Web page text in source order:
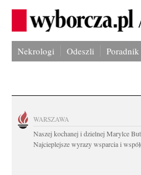
Nekrologi Odeszli
WARSZAWA
Naszej kochanej i dzielnej Marylce
Najcieplejsze wyrazy wsparcia i